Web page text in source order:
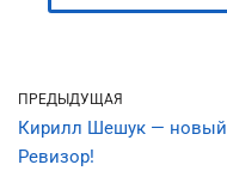
ПРЕДЫДУЩАЯ
Кирилл Шешук — новый
Ревизор!